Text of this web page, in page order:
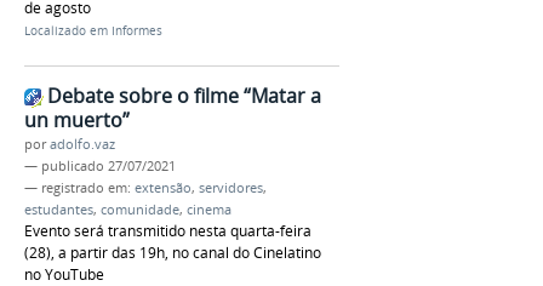
de agosto
Localizado em Informes
Debate sobre o filme “Matar a
un muerto”
poradolfo.vaz
— publicado 27/07/2021
— registrado em: extensão, servidores,
estudantes, comunidade, cinema
Evento será transmitido nesta quarta-feira
(28), a partir das 19h, no canal do Cinelatino
no YouTube